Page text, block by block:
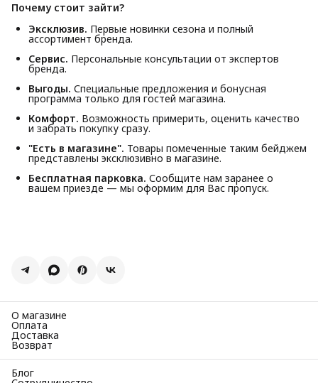
Почему стоит зайти?
Эксклюзив. Первые новинки сезона и полный
ассортимент бренда.
Сервис. Персональные консультации от экспертов
бренда.
Выгоды. Специальные предложения и бонусная
программа только для гостей магазина.
Комфорт. Возможность примерить, оценить качество
и забрать покупку сразу.
"Есть в магазине". Товары помеченные таким бейджем
представлены эксклюзивно в магазине.
Бесплатная парковка. Сообщите нам заранее о
вашем приезде — мы оформим для Вас пропуск.
О магазине
Оплата
Доставка
Возврат
Блог